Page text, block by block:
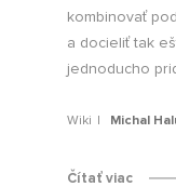
kombinovať
a docieliť tak
jednoducho
Wiki Michal
Čítať viac